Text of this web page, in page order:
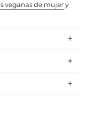
veganas de mujery